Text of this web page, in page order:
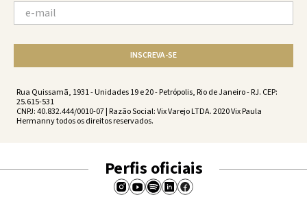
INSCREVA-SE
Rua Quissamã, 1931 - Unidades 19 e 20 - Petrópolis, Rio de Janeiro - RJ. CEP:
25.615-531
CNPJ: 40.832.444/0010-07 | Razão Social: Vix Varejo LTDA. 2020 Vix Paula
Hermanny todos os direitos reservados.
Perfis oficiais